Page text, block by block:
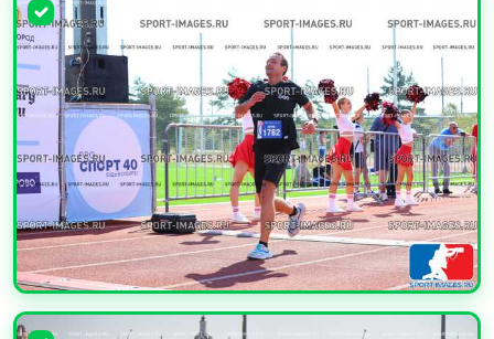
УВЕЛИЧИТЬ